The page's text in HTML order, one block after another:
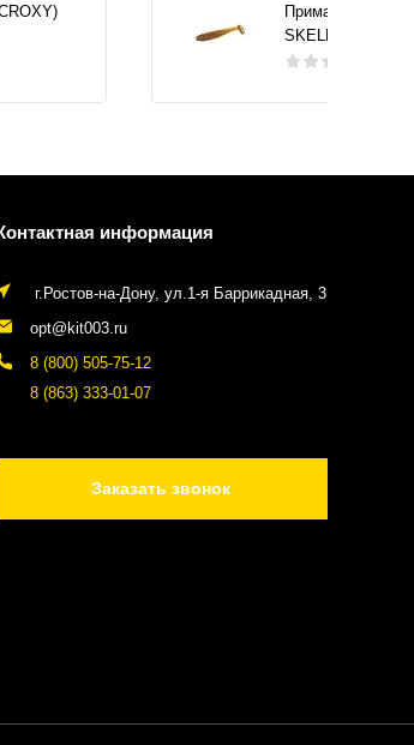
Приманка мягкая
SKELETON 4...
информация
г.Ростов-на-Дону, ул.1-я Баррикадная, 3
opt@kit003.ru
8 (800) 505-75-12
8 (863) 333-01-07
Заказать звонок